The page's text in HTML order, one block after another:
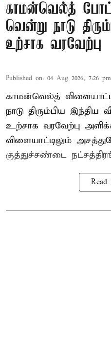
காமன்வெல்த்
வென்று நாடு
உற்சாக வரவேற்பு
Published on: 04 Aug 2026, 7:26 pm
காமன்வெல்த்
நாடு திரும்பிய
உற்சாக வரவேற்பு
விளையாட்டிலும்
குத்துச்சண்டை
Read